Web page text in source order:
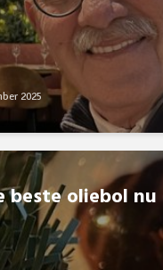
2025
beste oliebol